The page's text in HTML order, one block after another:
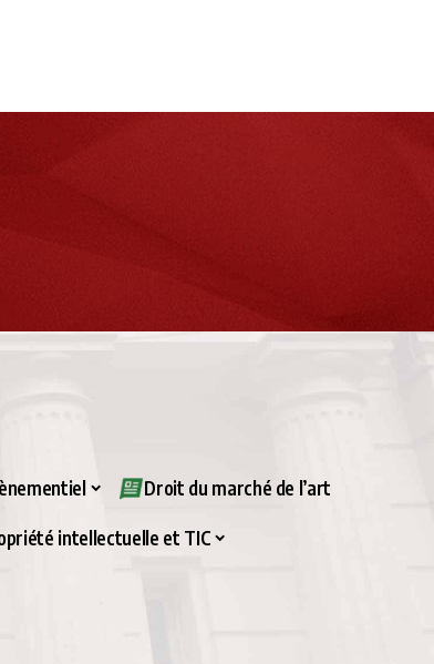
Droit du marché de l’art
intellectuelle et TIC